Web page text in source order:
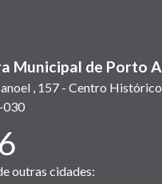
Municipal de Porto
, 157 - Centro Histórico
030
outras cidades: